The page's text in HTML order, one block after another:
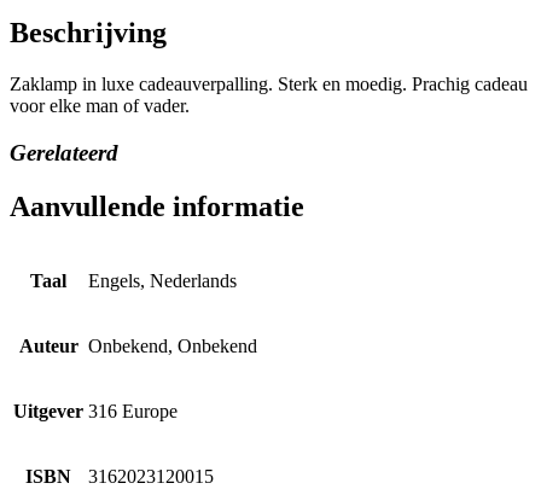
Beschrijving
Zaklamp in luxe cadeauverpalling. Sterk en moedig. Prachig cadeau
voor elke man of vader.
Gerelateerd
Aanvullende informatie
Taal Engels, Nederlands
Auteur Onbekend, Onbekend
Uitgever 316 Europe
ISBN 3162023120015